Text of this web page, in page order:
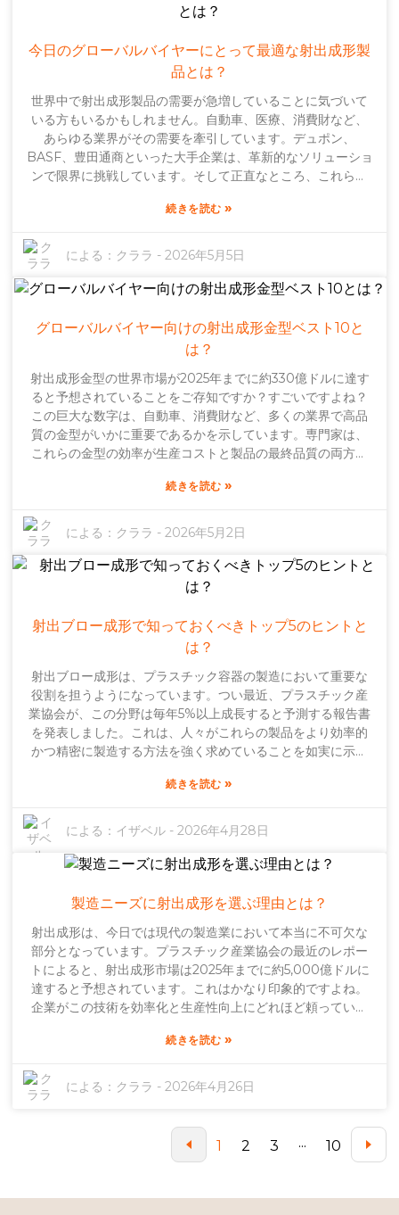
は、規格を理解し、自社のニーズを満たすことができるサプ
あります。サプライヤーの中には、魅力的に聞こえても、実
際には期待に応えてくれない場合もあります。だからこそ、
過去の実績を確認し、可能であれば推薦状を入手することが
非常に重要なのです。他の顧客と話すことで、サプライヤー
の信頼性について多くのことが分かります。結局のところ、
適切なサプライヤーを選ぶことでコストを削減し、製品の品
質を向上させることができます。しっかりと下調べをすれ
ば、プラスチック射出成形業界で最適なパートナーを見つけ
今日のグローバルバイヤーにとって最適な射出成形製
品とは？
世界中で射出成形製品の需要が急増していることに気づいて
いる方もいるかもしれません。自動車、医療、消費財など、
あらゆる業界がその需要を牽引しています。デュポン、
BASF、豊田通商といった大手企業は、革新的なソリューショ
ンで限界に挑戦しています。そして正直なところ、これらの
ます。技術の進歩のおかげで、射出成形の品質と効率は長年
です。とはいえ、すべてのメーカーが同じルールで事業を行
っているわけではありません。コスト削減のために手抜きを
するメーカーもあり、その結果、品質の低い製品が生まれる
ぶ際に細心の注意を払うことが非常に重要です。使用する材
料や製造方法など、サプライヤーのあらゆる側面が重要にな
なプラス要素です。信頼できる相手と仕事をしたいもので
す。変化の激しいこの市場において、最新のトレンドを把握
することは、ビジネスに大きな優位性をもたらします。業界
が進化し続けるにつれ、射出成形製品に求められるものも変
化していきます。柔軟性を保ち、常に前進し続ける企業は、
握し続けるのは容易ではありません。中には、変化に追いつ
くのに苦労する企業もあるでしょう。だからこそ、パートナ
ー企業とその提供内容を定期的に見直す時間を取ることは非
常に重要です。こうしたちょっとした調査を行うことで、プ
ロジェクトにおいて最高品質と最高のパフォーマンスを確保
できるのです。
続きを読む»
による： クララ -2026年5月5日
グローバルバイヤー向けの射出成形金型ベスト10と
は？
射出成形金型の世界市場が2025年までに約330億ドルに達す
ると予想されていることをご存知ですか？すごいですよね？
この巨大な数字は、自動車、消費財など、多くの業界で高品
質の金型がいかに重要であるかを示しています。専門家は、
これらの金型の効率が生産コストと製品の最終品質の両方に
いないと、すべてがすぐにうまくいかなくなる可能性があり
氏は、「射出成形金型の設計を正しく行うことで、無駄を大
幅に削減し、生産性を向上させることができる」と述べてい
ます。これは全く理にかなっています。優れた金型への投資
は贅沢ではなく、長期的に競争力を維持しようとする企業に
金型など、特殊な金型の需要が高まっており、業界が進化
し、より専門化していることを示しています。とはいえ、金
型を選ぶ際に細かい点に注意を払う人は多くありません。設
計の柔軟性や材料の適合性といった点を見落としがちな企業
も少なくありません。こうした点を軽視すると、深刻な遅延
や製品品質の低下につながる可能性があります。業界が常に
新たなイノベーションを追求し続ける中で、企業はこれまで
以上に綿密な調査を行い、自社の生産目標に真に合った金型
大きな代償を払うことになるかもしれません。
続きを読む»
による： クララ -2026年5月2日
射出ブロー成形で知っておくべきトップ5のヒントと
は？
射出ブロー成形は、プラスチック容器の製造において重要な
役割を担うようになっています。つい最近、プラスチック産
業協会が、この分野は毎年5%以上成長すると予測する報告書
を発表しました。これは、人々がこれらの製品をより効率的
かつ精密に製造する方法を強く求めていることを如実に示し
うな専門家も、「競争優位性を維持するには、射出ブロー成
べています。しかし、すべてが順調に進むわけではありませ
ん。多くの企業が、まだ完璧な方法を見つけるのに苦労して
います。設計段階で、例えば位置ずれや、間違った材料の選
が、製品の品質と製造工程の円滑さの両方に悪影響を及ぼす
要です。賢明な製造業者は、こうしたギャップを埋めるため
に、常にプロセスを微調整し、改善しています。正直なとこ
ろ、射出ブロー成形を真に習得するために時間を投資するこ
とは、単に良いアイデアというだけでなく、不可欠です。最
終製品の品質向上と廃棄物削減につながります。業界が絶え
ず変化する中で、専門家は、新しいイノベーションを取り入
れ、技術を磨くことがこれまで以上に重要になると考えてい
ます。こうした細かな点をしっかりと把握することで、競争
の激しい市場で他社との差別化を図る上で大きな違いが生ま
続きを読む»
による： イザベル -2026年4月28日
製造ニーズに射出成形を選ぶ理由とは？
射出成形は、今日では現代の製造業において本当に不可欠な
部分となっています。プラスチック産業協会の最近のレポー
トによると、射出成形市場は2025年までに約5,000億ドルに
達すると予想されています。これはかなり印象的ですよね。
企業がこの技術を効率化と生産性向上にどれほど頼っている
あるエミリー・ジョンソン博士のような専門家は、射出成形
成形は精度を向上させるだけでなく、廃棄物を大幅に削減し
ます」と述べています。その利点を考えると、この方法は複
ーカーが射出成形を選ぶ大きな理由は、厳しい公差内に収め
ることができるからです。さらに、射出圧力などの制御が可
はいえ、適切な設定を見つけるのは必ずしも簡単ではなく、
続きを読む»
による： クララ -2026年4月26日
1 2 3 ··· 10